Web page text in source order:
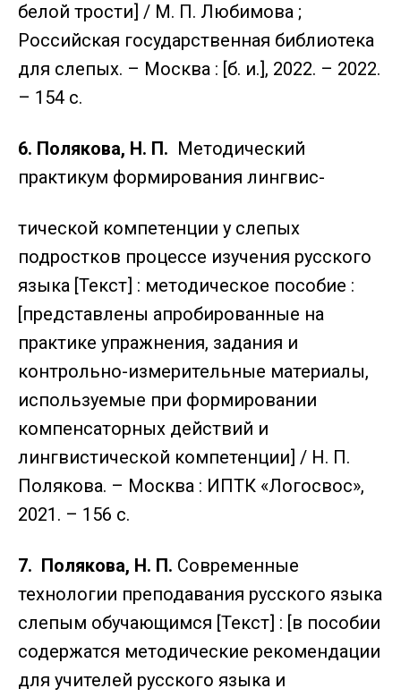
белой трости] / М. П. Любимова ;
Российская государственная библиотека
для слепых. – Москва : [б. и.], 2022. – 2022.
– 154 с.
6. Полякова, Н. П. Методический
практикум формирования лингвис-
тической компетенции у слепых
подростков процессе изучения русского
языка [Текст] : методическое пособие :
[представлены апробированные на
практике упражнения, задания и
контрольно-измерительные материалы,
используемые при формировании
компенсаторных действий и
лингвистической компетенции] / Н. П.
Полякова. – Москва : ИПТК «Логосвос»,
2021. – 156 с.
7. Полякова, Н. П. Современные
технологии преподавания русского языка
слепым обучающимся [Текст] : [в пособии
содержатся методические рекомендации
для учителей русского языка и